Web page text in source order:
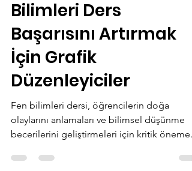
Özel Öğrenme
Güçlüğü Olan
Öğrencilerin Fen
Bilimleri Ders
Başarısını Artırmak
İçin Grafik
Düzenleyiciler